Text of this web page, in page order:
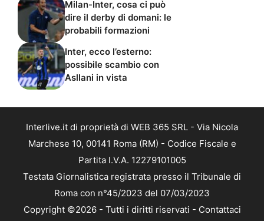
Milan-Inter, cosa ci può
dire il derby di domani: le
probabili formazioni
Inter, ecco l’esterno:
possibile scambio con
Asllani in vista
Interlive.it di proprietà di WEB 365 SRL - Via Nicola
Marchese 10, 00141 Roma (RM) - Codice Fiscale e
Partita I.V.A. 12279101005
Testata Giornalistica registrata presso il Tribunale di
Roma con n°45/2023 del 07/03/2023
Copyright ©2026 - Tutti i diritti riservati - Contattaci